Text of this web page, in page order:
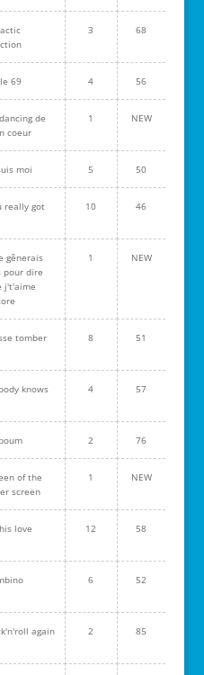
3 68
69 4 56
de
coeur
1 NEW
moi 5 50
really got
10 46
gênerais
pour dire
j't'aime
1 NEW
tomber 8 51
knows 4 57
2 76
of the
screen
1 NEW
love 12 58
6 52
again 2 85